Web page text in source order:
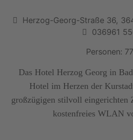
Herzog-Georg-Straße 36,
036961
Personen: 77
Das Hotel Herzog Georg in
Hotel im Herzen der
großzügigen stilvoll eingerichten
kostenfreies WLAN